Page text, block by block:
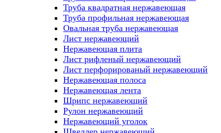
Труба квадратная нержавеющая
Труба профильная нержавеющая
Овальная труба нержавеющая
Лист нержавеющий
Нержавеющая плита
Лист рифленый нержавеющий
Лист перфорированый нержавеющий
Нержавеющая полоса
Нержавеющая лента
Шрипс нержавеющий
Рулон нержавеющий
Нержавеющий уголок